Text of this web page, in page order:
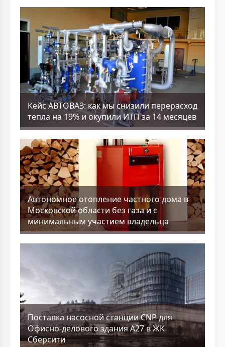
Кейс АВТОВАЗ: как мы снизили перерасход
тепла на 19% и окупили ИТП за 14 месяцев
Aвтономное отопление частного дома в
Московской области без газа и с
минимальным участием владельца
Поставка насосной станции CNP для
Офисно-делового здания А27 в ЖК
Сберсити